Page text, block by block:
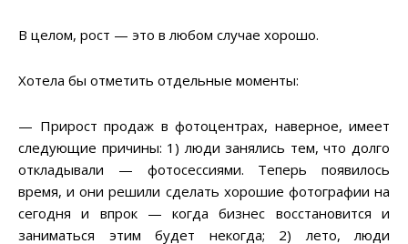
В целом, рост — это в любом случае хорошо.
Хотела бы отметить отдельные моменты:
— Прирост продаж в фотоцентрах, наверное, имеет
следующие причины: 1) люди занялись тем, что долго
откладывали — фотосессиями. Теперь появилось
время, и они решили сделать хорошие фотографии на
сегодня и впрок — когда бизнес восстановится и
заниматься этим будет некогда; 2) лето, люди